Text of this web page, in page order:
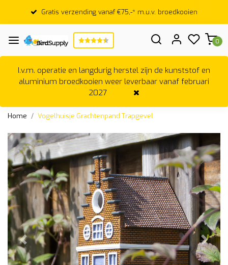
Gratis verzending vanaf €75,-* m.u.v. broedkooien
0
I.v.m. operatie en langdurig herstel zijn de kunststof en
aluminium broedkooien weer leverbaar vanaf februari
2027
Home Vogelhuisje Grachtenpand Trapgevel
Vorige